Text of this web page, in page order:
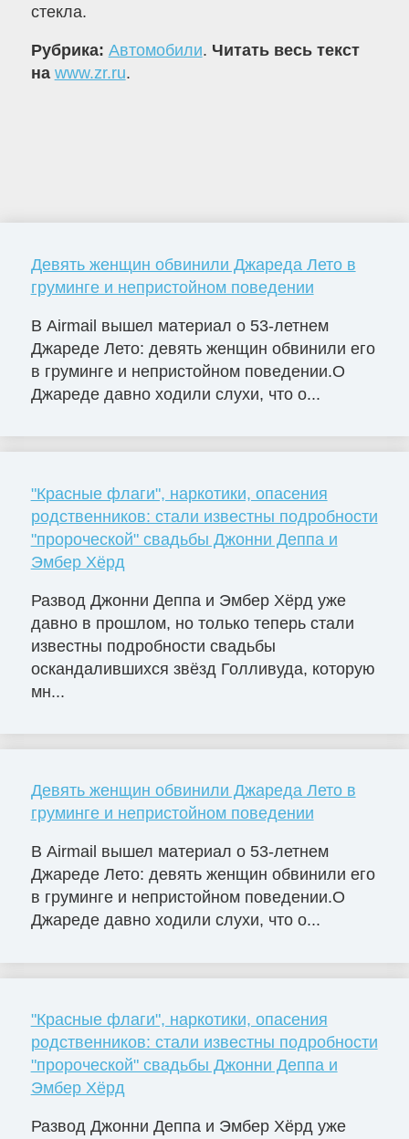
стекла.
Рубрика: Автомобили. Читать весь текст
на www.zr.ru.
Девять женщин обвинили Джареда Лето в
груминге и непристойном поведении
В Airmail вышел материал о 53-летнем
Джареде Лето: девять женщин обвинили его
в груминге и непристойном поведении.О
Джареде давно ходили слухи, что о...
"Красные флаги", наркотики, опасения
родственников: стали известны подробности
"пророческой" свадьбы Джонни Деппа и
Эмбер Хёрд
Развод Джонни Деппа и Эмбер Хёрд уже
давно в прошлом, но только теперь стали
известны подробности свадьбы
оскандалившихся звёзд Голливуда, которую
мн...
Девять женщин обвинили Джареда Лето в
груминге и непристойном поведении
В Airmail вышел материал о 53-летнем
Джареде Лето: девять женщин обвинили его
в груминге и непристойном поведении.О
Джареде давно ходили слухи, что о...
"Красные флаги", наркотики, опасения
родственников: стали известны подробности
"пророческой" свадьбы Джонни Деппа и
Эмбер Хёрд
Развод Джонни Деппа и Эмбер Хёрд уже